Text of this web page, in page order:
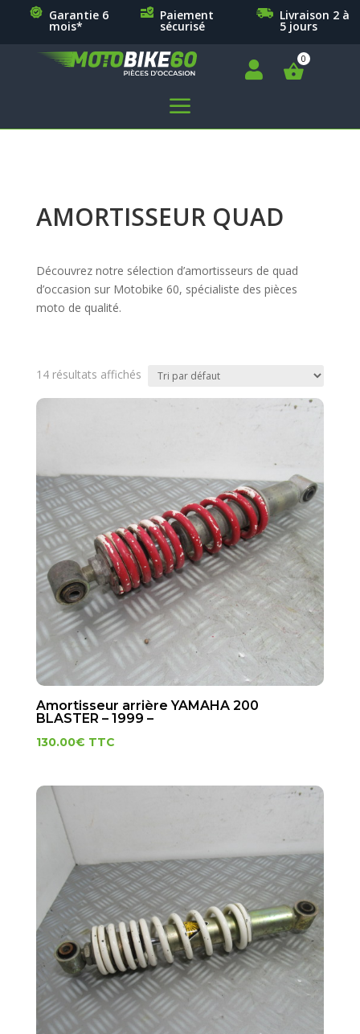
Garantie 6
mois*
Paiement
sécurisé
Livraison 2 à
5 jours

a
AMORTISSEUR QUAD
Découvrez notre sélection d’amortisseurs de quad
d’occasion sur Motobike 60, spécialiste des pièces
moto de qualité.
14 résultats affichés
Amortisseur arrière YAMAHA 200
BLASTER – 1999 –
130.00€ TTC